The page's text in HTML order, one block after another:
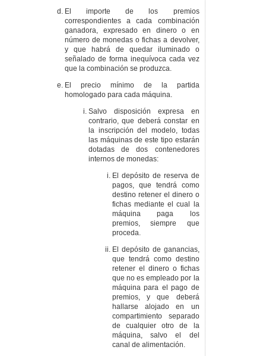
El importe de los premios
correspondientes a cada combinación
ganadora, expresado en dinero o en
número de monedas o fichas a devolver,
y que habrá de quedar iluminado o
señalado de forma inequívoca cada vez
que la combinación se produzca.
El precio mínimo de la partida
homologado para cada máquina.
Salvo disposición expresa en
contrario, que deberá constar en
la inscripción del modelo, todas
las máquinas de este tipo estarán
dotadas de dos contenedores
internos de monedas:
El depósito de reserva de
pagos, que tendrá como
destino retener el dinero o
fichas mediante el cual la
máquina paga los
premios, siempre que
proceda.
El depósito de ganancias,
que tendrá como destino
retener el dinero o fichas
que no es empleado por la
máquina para el pago de
premios, y que deberá
hallarse alojado en un
compartimiento separado
de cualquier otro de la
máquina, salvo el del
canal de alimentación.